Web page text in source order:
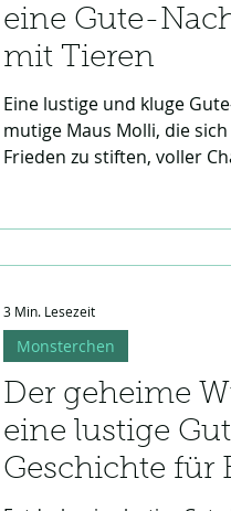
eine Gute-
mit Tieren
Eine lustige und kluge
mutige Maus Molli, die
Frieden zu stiften, voller
Der geheime
eine lustige
Geschichte für
Monsterchen
3 Min. Lesezeit